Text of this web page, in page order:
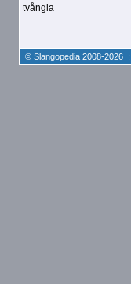
tvångla
© Slangopedia 2008-2026 :